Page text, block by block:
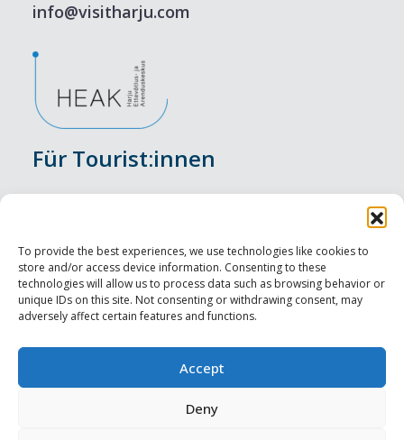
To provide the best experiences, we use technologies like cookies to
store and/or access device information. Consenting to these
technologies will allow us to process data such as browsing behavior or
unique IDs on this site. Not consenting or withdrawing consent, may
adversely affect certain features and functions.
Accept
Deny
info@visitharju.com
Für Tourist:innen
Unterkunft
Genusserlebnisse
Sehenswürdigkeiten
Für Tourismusprofis